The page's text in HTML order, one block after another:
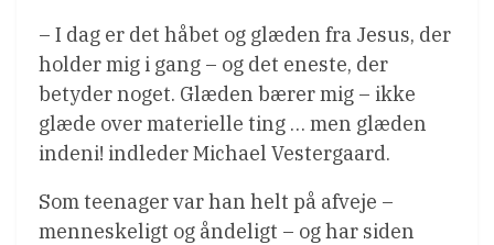
– I dag er det håbet og glæden fra Jesus, der
holder mig i gang – og det eneste, der
betyder noget. Glæden bærer mig – ikke
glæde over materielle ting … men glæden
indeni! indleder Michael Vestergaard.
Som teenager var han helt på afveje –
menneskeligt og åndeligt – og har siden